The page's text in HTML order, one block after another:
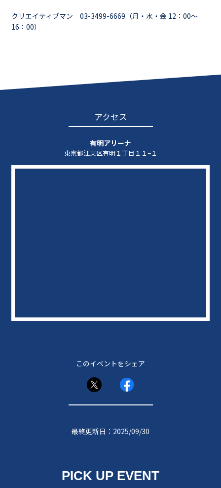
クリエイティブマン 03-3499-6669（⽉・⽔・⾦ 12：00〜
16：00）
アクセス
有明アリーナ
東京都江東区有明１丁目１１−１
このイベントをシェア
最終更新日：2025/09/30
PICK UP EVENT